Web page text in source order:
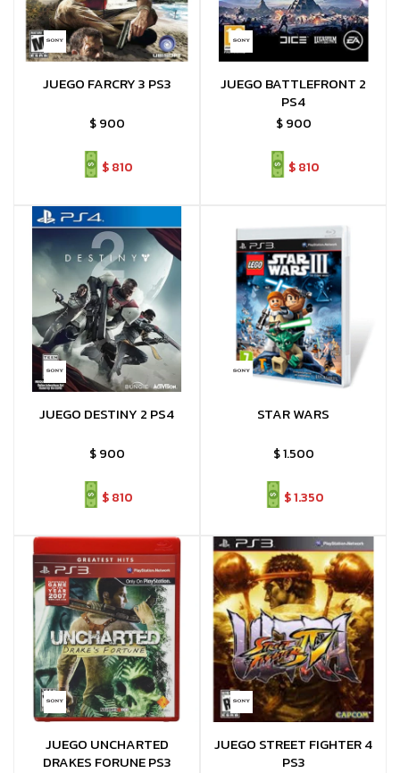
JUEGO FARCRY 3 PS3
$ 900
$810
JUEGO BATTLEFRONT 2
PS4
$ 900
$810
JUEGO DESTINY 2 PS4
$ 900
$810
STAR WARS
$1.500
$1.350
JUEGO UNCHARTED
DRAKES FORUNE PS3
JUEGO STREET FIGHTER 4
PS3